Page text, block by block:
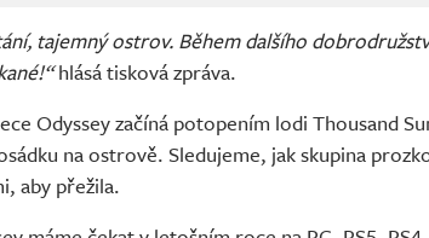
tajemný ostrov. Během dalšího
hlásá tisková zpráva.
Odyssey začíná potopením lodi Thousand
na ostrově. Sledujeme, jak skupina
aby přežila.